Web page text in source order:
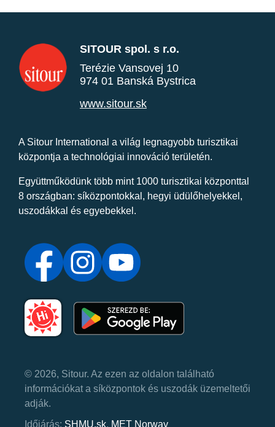
SITOUR spol. s r.o.
Terézie Vansovej 10
974 01 Banská Bystrica
www.sitour.sk
A Sitour International a világ legnagyobb turisztikai
központja a technológiai innováció területén.
Együttműködünk több mint 1000 turisztikai központtal
8 országban: síközpontokkal, hegyi üdülőhelyekkel,
uszodákkal és egyebekkel.
© 2026, Sitour. Az ezen az oldalon található
információkat a síközpontok és uszodák üzemeltetői
adják.
Időjárás: SHMU.sk, MET Norway